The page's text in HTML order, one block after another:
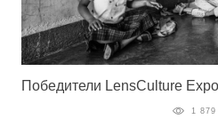
Победители LensCulture
1 879